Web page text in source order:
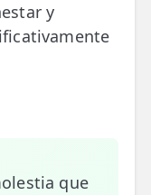
y
que